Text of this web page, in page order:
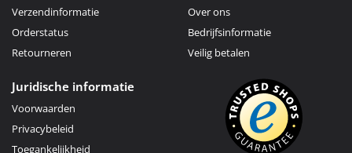
Verzendinformatie
Orderstatus
Retourneren
Over ons
Bedrijfsinformatie
Veilig betalen
Juridische informatie
Voorwaarden
Privacybeleid
Toegankelijkheid